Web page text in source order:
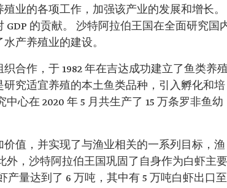
业的各项工作，加强该产业的发展和增长。
的贡献。 沙特阿拉伯王国在全面研究国
产养殖业的建设。
合作，于 1982 年在吉达成功建立了鱼类养
究适宜养殖的本土鱼类品种，引入孵化和培
心在 2020 年 5 月共生产了 15 万条罗非鱼幼
值，并实现了与渔业相关的一系列目标，渔
，沙特阿拉伯王国巩固了自身作为白虾主要
产量达到了 6 万吨，其中有 5 万吨白虾出口至